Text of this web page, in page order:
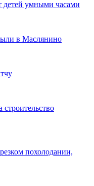
детей умными часами
в Маслянино
строительство
похолодании,